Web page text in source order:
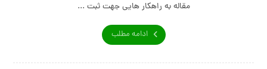
مقاله به راهکار هایی جهت ثبت ...
ادامه مطلب